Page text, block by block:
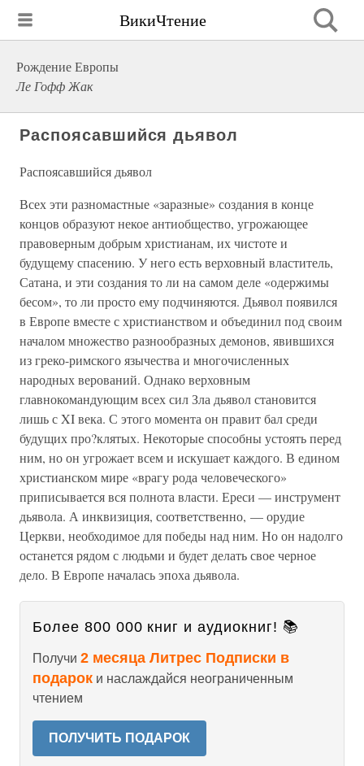
ВикиЧтение
Рождение Европы
Ле Гофф Жак
Распоясавшийся дьявол
Распоясавшийся дьявол
Всех эти разномастные «заразные» создания в конце
концов образуют некое антиобщество, угрожающее
правоверным добрым христианам, их чистоте и
будущему спасению. У него есть верховный властитель,
Сатана, и эти создания то ли на самом деле «одержимы
бесом», то ли просто ему подчиняются. Дьявол появился
в Европе вместе с христианством и объединил под своим
началом множество разнообразных демонов, явившихся
из греко-римского язычества и многочисленных
народных верований. Однако верховным
главнокомандующим всех сил Зла дьявол становится
лишь с XI века. С этого момента он правит бал среди
будущих про?клятых. Некоторые способны устоять перед
ним, но он угрожает всем и искушает каждого. В едином
христианском мире «врагу рода человеческого»
приписывается вся полнота власти. Ереси — инструмент
дьявола. А инквизиция, соответственно, — орудие
Церкви, необходимое для победы над ним. Но он надолго
останется рядом с людьми и будет делать свое черное
дело. В Европе началась эпоха дьявола.
Более 800 000 книг и аудиокниг! 📚
Получи 2 месяца Литрес Подписки в
подарок и наслаждайся неограниченным
чтением
ПОЛУЧИТЬ ПОДАРОК